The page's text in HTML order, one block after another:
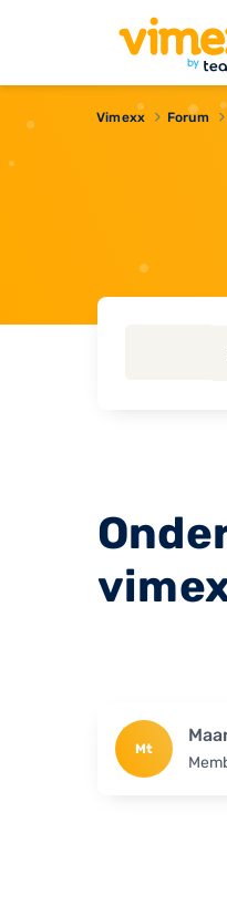
Vimexx Forum
Mt